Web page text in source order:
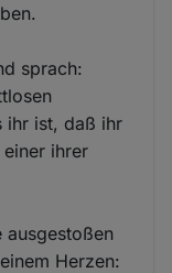
sprach:
ihr ist, daß ihr
ihrer
ausgestoßen
Herzen: